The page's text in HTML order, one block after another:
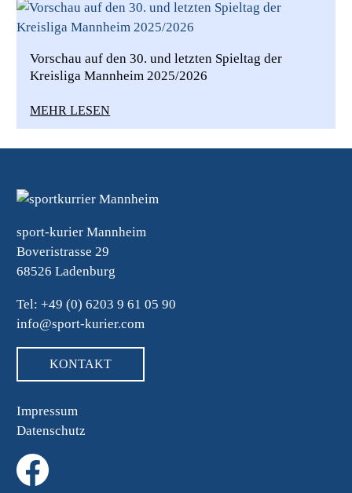
Vorschau auf den 30. und letzten Spieltag der
Kreisliga Mannheim 2025/2026
MEHR LESEN
sport-kurier Mannheim
Boveristrasse 29
68526 Ladenburg
Tel: +49 (0) 6203 9 61 05 90
info@sport-kurier.com
KONTAKT
Impressum
Datenschutz